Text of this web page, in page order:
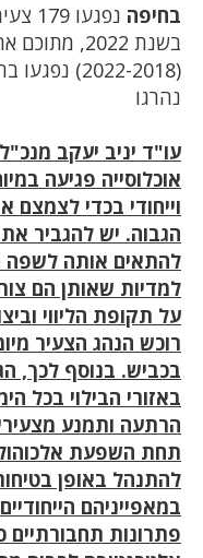
בחיפה
בשנת 2022,
נהרגו
עו"ד יניב יעקב
אוכלוסייה פגיעה
וייחודי בכדי לצמצם
הגבוה. יש להגביר
להתאים אותה לשפה
למדיות שאותן הם
על תקופת הליווי
רוכש הנהג הצעיר
בכביש. בנוסף לכך,
באזורי הבילוי בכל
הרתעה ותמנע
תחת השפעת
להתנהל באופן
במאפייניהם
פתרונות תחבורתיים